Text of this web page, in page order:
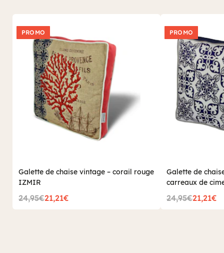
PROMO
Galette de chaise vintage – corail rouge
IZMIR
24,95€21,21€
PROMO
Galette de
carreaux de
24,95€21,21€